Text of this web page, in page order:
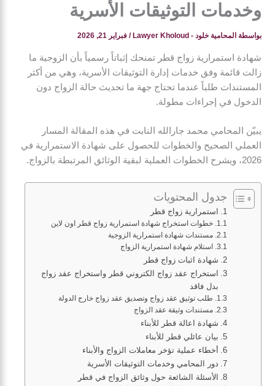
وخدمات التوثيقات الأسرية
بواسطة المحامية خلود - Lawyer Kholoud /فبراير 21, 2026
شهادة استمرارية زواج قطر تمنحك إثباتاً رسمياً بأن الزوجية ما
زالت قائمة وفق خدمات إدارة التوثيقات الأسرية، وهي من أكثر
المستندات طلباً عندما تحتاج جهة ما تحديث حالة الزواج دون
الدخول في إجراءات مطولة.
يبيّن المحامي محمد جارالله النابت في هذه المقالة المسار
العملي الصحيح والخطوات للحصول على شهادة الاستمرارية في
2026، ويشرح الخطوات العملية لبقية الوثائق المرتبطة بالزواج.
جدول المحتويات
استمرارية زواج قطر
خطوات استخراج شهادة استمرارية زواج قطر اون لاين
مستندات شهادة استمرارية الزوجية
استلام شهادة استمرارية الزواج
شهادة اثبات زواج قطر
استخراج عقد زواج الكتروني قطر واستخراج عقد زواج
بدل فاقد
طلب توثيق عقد زواج وتصديق عقد زواج خارج الدولة
مستندات وثيقة عقد الزواج
شهادة اعالة قطر للأبناء
بيان عائلي قطر للأبناء
أخطاء عملية تؤخر معاملات الزواج والأبناء
دور المحامي وخدمات التوثيقات الأسرية
الأسئلة الشائعة حول وثائق الزواج في قطر